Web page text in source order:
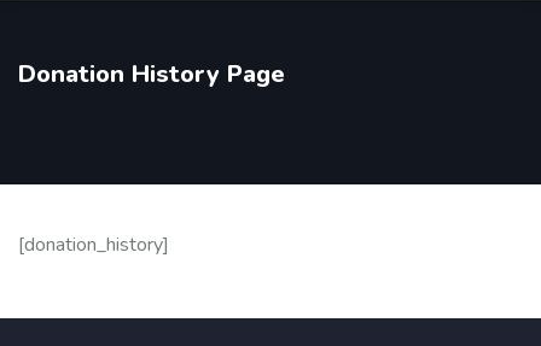
Donation History Page
[donation_history]